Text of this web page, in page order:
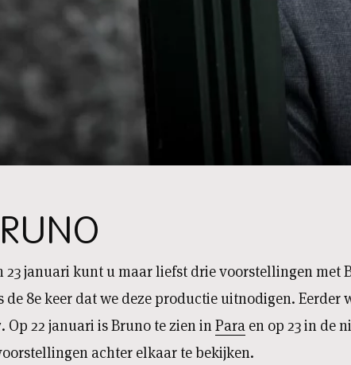
23 januari kunt u maar liefst drie voorstellingen
de 8e keer dat we deze productie uitnodigen. Eerder
Op 22 januari is Bruno te zien inPara en op 23 in de
achter elkaar te bekijken.